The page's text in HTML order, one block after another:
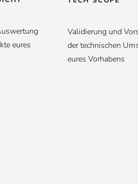
eures
Validierung und
der technischen
eures Vorhabens